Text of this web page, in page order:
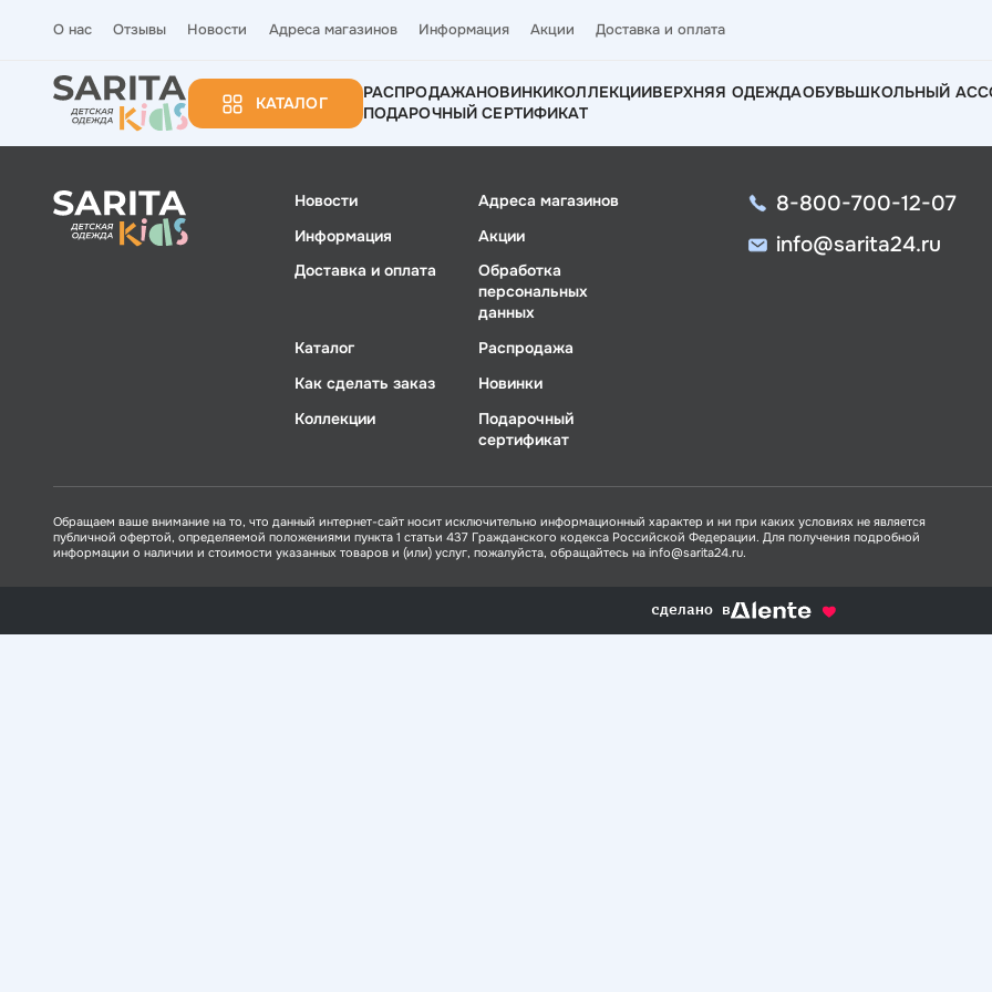
О нас Отзывы Новости Адреса магазинов Информация Акции Доставка и оплата
КАТАЛОГ
РАСПРОДАЖАНОВИНКИКОЛЛЕКЦИИВЕРХНЯЯ ОДЕЖДАОБУВЬШКОЛЬНЫЙ
ПОДАРОЧНЫЙ СЕРТИФИКАТ
Новости
Адреса магазинов
Информация
Акции
Доставка и оплата
Обработка
персональных
данных
Каталог
Распродажа
Как сделать заказ
Новинки
Коллекции
Подарочный
сертификат
8-800-700-12-07
info@sarita24.ru
Обращаем ваше внимание на то, что данный интернет-сайт носит исключительно информационный характер и ни при каких условиях не является
публичной офертой, определяемой положениями пункта 1 статьи 437 Гражданского кодекса Российской Федерации. Для получения подробной
информации о наличии и стоимости указанных товаров и (или) услуг, пожалуйста, обращайтесь на info@sarita24.ru.
сделано в alente